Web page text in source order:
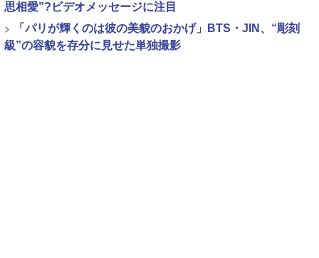
思相愛”?ビデオメッセージに注目
>
「パリが輝くのは彼の美貌のおかげ」BTS・JIN、“彫刻
級”の容貌を存分に見せた単独撮影